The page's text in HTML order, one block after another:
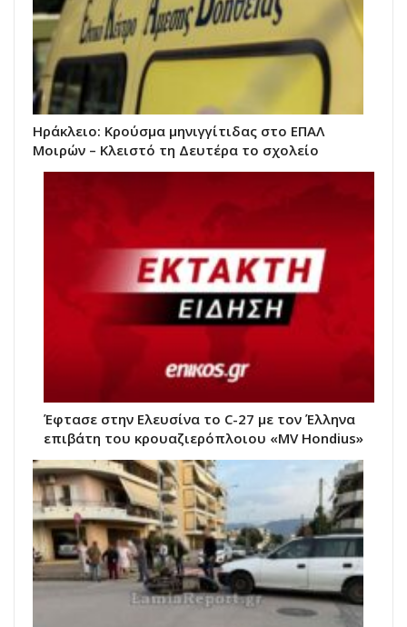
Ηράκλειο: Κρούσμα μηνιγγίτιδας στο ΕΠΑΛ
Μοιρών – Κλειστό τη Δευτέρα το σχολείο
Έφτασε στην Ελευσίνα το C-27 με τον Έλληνα
επιβάτη του κρουαζιερόπλοιου «MV Hondius»